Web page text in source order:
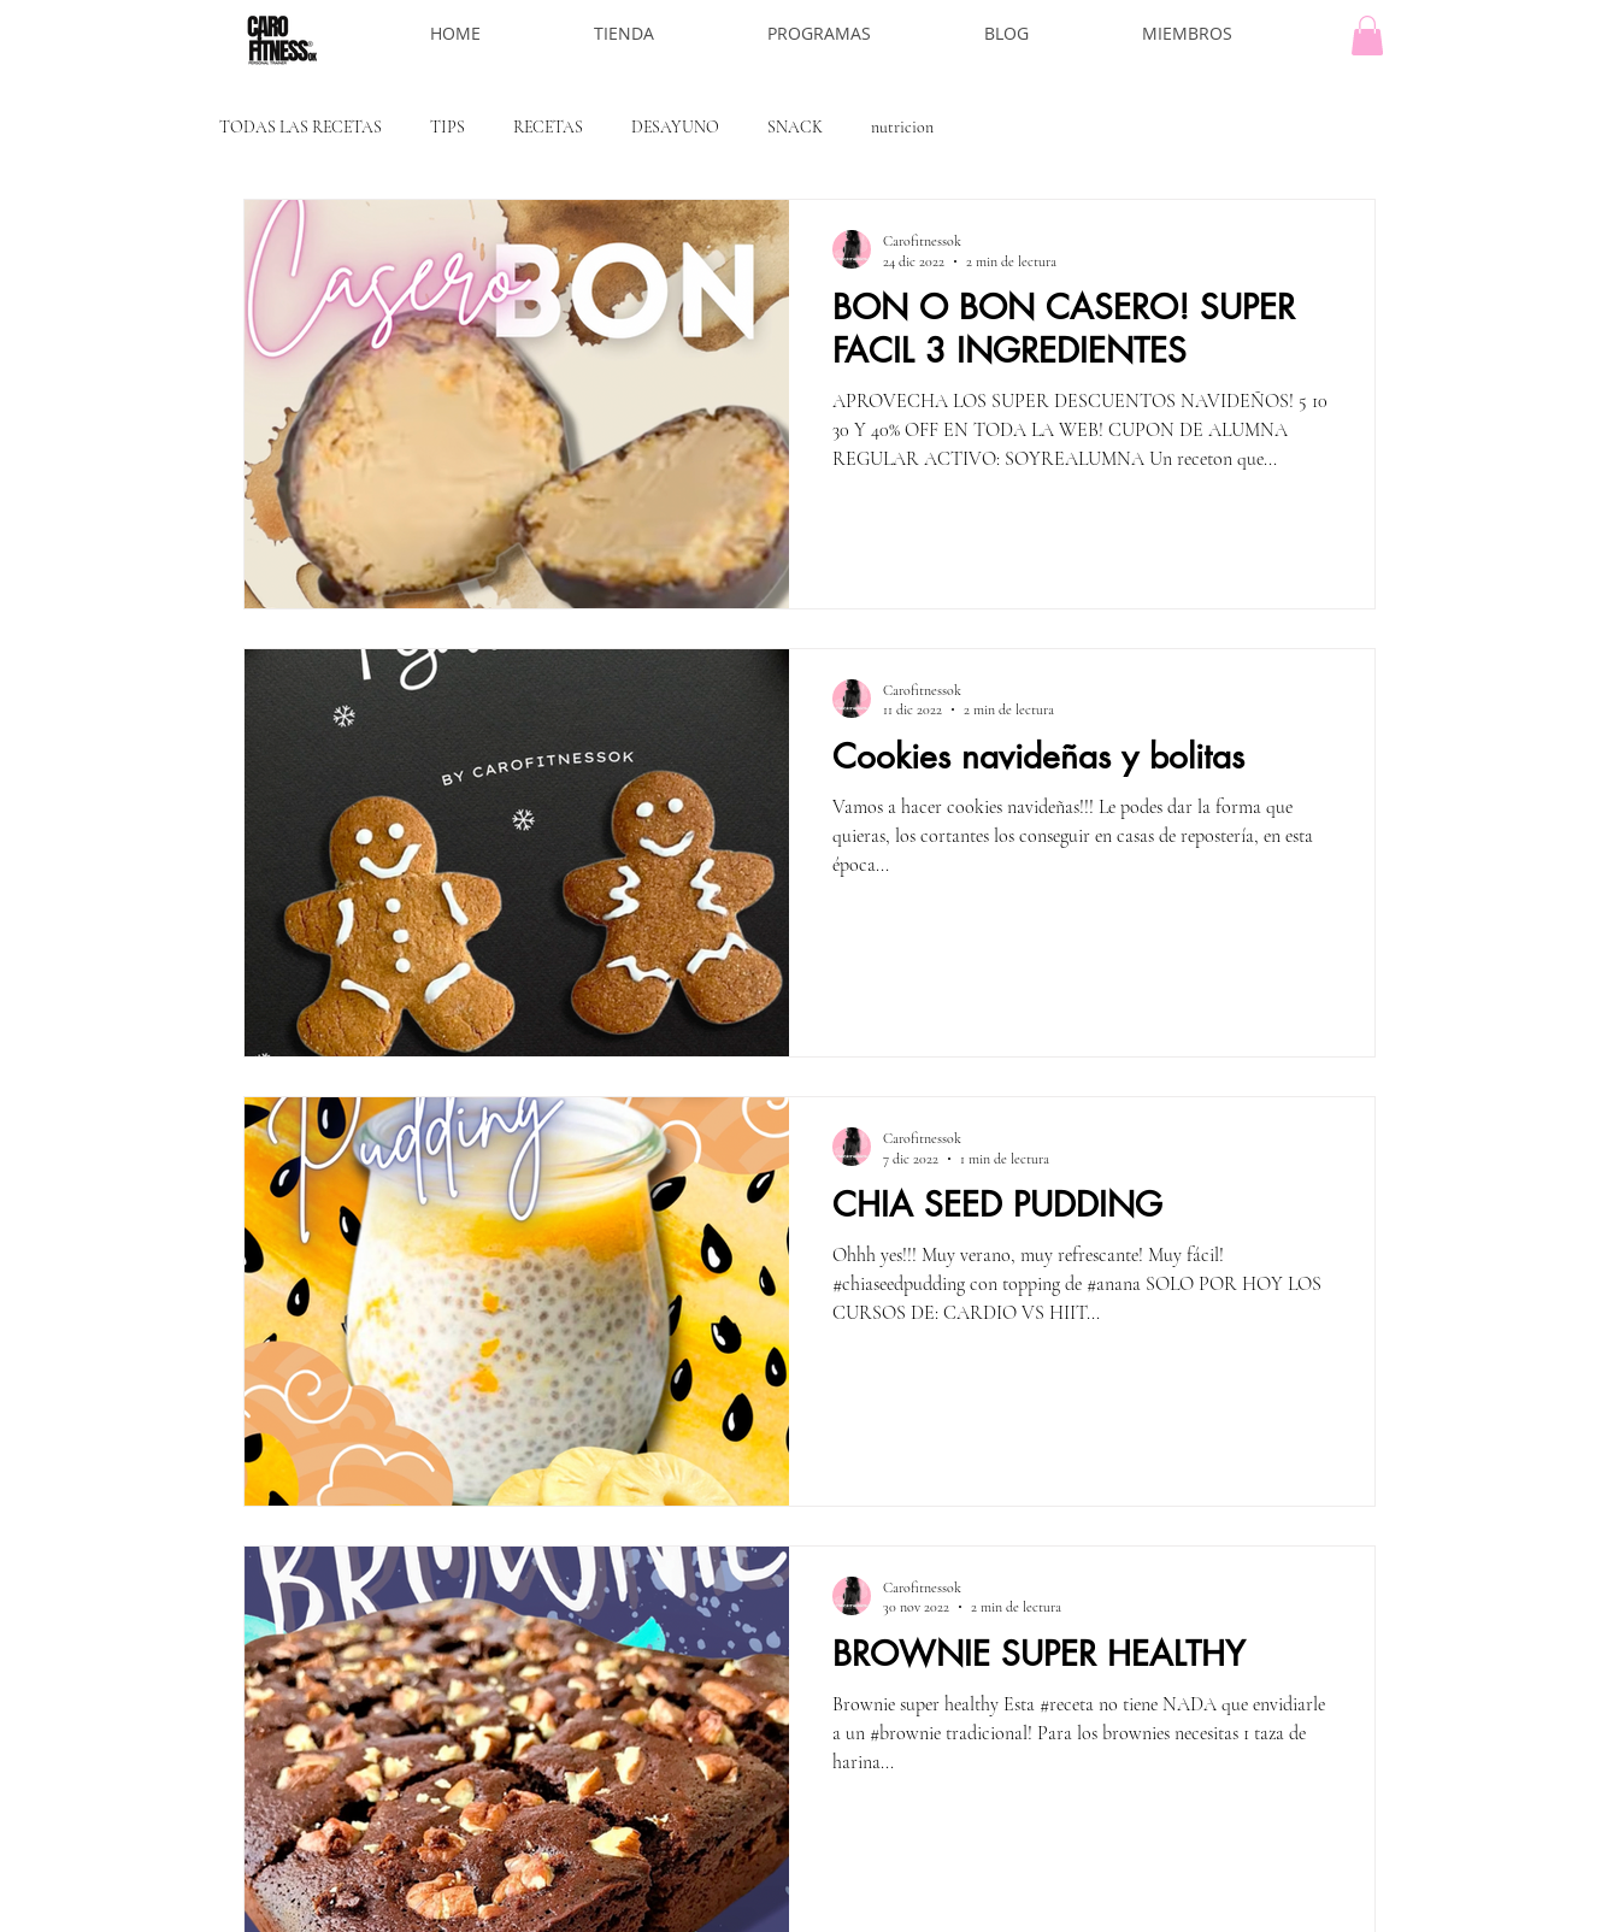
HOME TIENDA PROGRAMAS BLOG MIEMBROS
TODAS LAS RECETAS TIPS RECETAS DESAYUNO SNACK nutricion
BON O BON CASERO! SUPER
FACIL 3 INGREDIENTES
APROVECHA LOS SUPER DESCUENTOS NAVIDEÑOS! 5 10
30 Y 40% OFF EN TODA LA WEB! CUPON DE ALUMNA
REGULAR ACTIVO: SOYREALUMNA Un receton que...
Carofitnessok
24 dic 2022
2 min de lectura
Cookies navideñas y bolitas
Vamos a hacer cookies navideñas!!! Le podes dar la forma que
quieras, los cortantes los conseguir en casas de repostería, en esta
época...
Carofitnessok
11 dic 2022
2 min de lectura
CHIA SEED PUDDING
Ohhh yes!!! Muy verano, muy refrescante! Muy fácil!
#chiaseedpudding con topping de #anana SOLO POR HOY LOS
CURSOS DE: CARDIO VS HIIT...
Carofitnessok
7 dic 2022
1 min de lectura
BROWNIE SUPER HEALTHY
Brownie super healthy Esta #receta no tiene NADA que envidiarle
a un #brownie tradicional! Para los brownies necesitas 1 taza de
harina...
Carofitnessok
30 nov 2022
2 min de lectura